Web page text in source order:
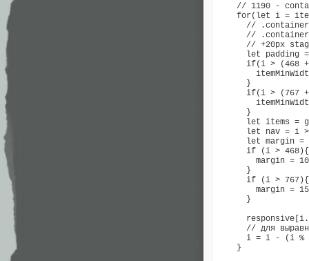
// 1190 -
for(let i =
//
//
// +20px
let padding
if(i > (468
      }
if(i > (767
      }
let items =
let nav = i
let margin =
      if (i > 468){
        margin = 10
      }
      if (i > 767){
        margin = 15
      }
// для
i = i - (i %
    }